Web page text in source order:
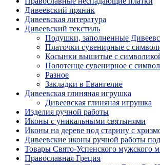
Дивеевский пряник
Дивеевская литература
Дивеевский текстиль
Подушки, заполненные
Платочки сувенирные с
Косынки вышитые с
Полотенце сувенирное с
Разное
Закладки в Евангелие
Дивеевская глиняная игрушка
Дивеевская глиняная игрушка
Изделия ручной работы
Иконы с уникальными святынями
Иконы на дереве под старину с
Дивеевские иконы ручной работы под
Товары Свято-Успенского мужского
Православная Греция